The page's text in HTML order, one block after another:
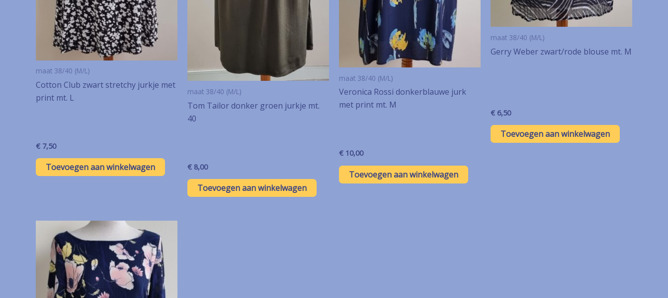
maat 38/40 (M/L)
Cotton Club zwart stretchy jurkje met
print mt. L
€ 7,50
Toevoegen aan winkelwagen
maat 38/40 (M/L)
Tom Tailor donker groen jurkje mt.
40
€ 8,00
Toevoegen aan winkelwagen
maat 38/40 (M/L)
Veronica Rossi donkerblauwe jurk
met print mt. M
€ 10,00
Toevoegen aan winkelwagen
maat 38/40 (M/L)
Gerry Weber zwart/rode blouse mt. M
€ 6,50
Toevoegen aan winkelwagen